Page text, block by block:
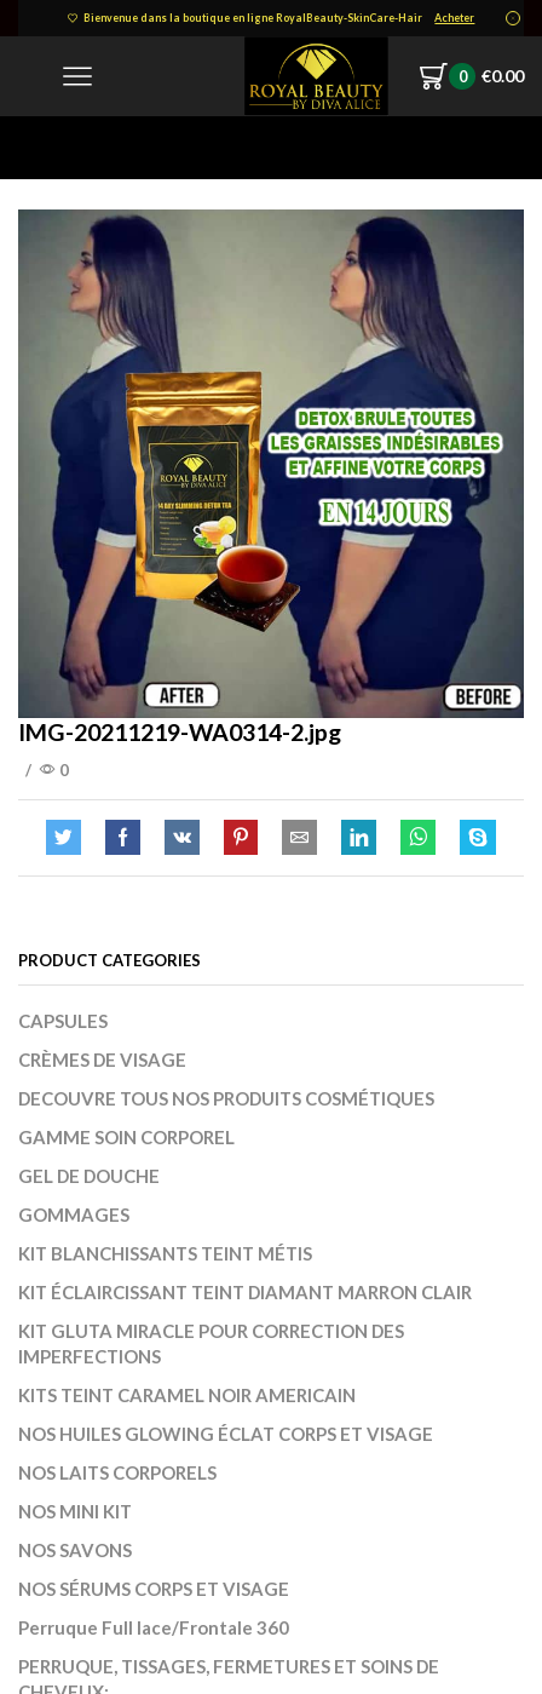
Bienvenue dans la boutique en ligne RoyalBeauty-SkinCare-Hair Acheter
0 €0.00
IMG-20211219-WA0314-2.jpg
/ 0
PRODUCT CATEGORIES
CAPSULES
CRÈMES DE VISAGE
DECOUVRE TOUS NOS PRODUITS COSMÉTIQUES
GAMME SOIN CORPOREL
GEL DE DOUCHE
GOMMAGES
KIT BLANCHISSANTS TEINT MÉTIS
KIT ÉCLAIRCISSANT TEINT DIAMANT MARRON CLAIR
KIT GLUTA MIRACLE POUR CORRECTION DES
IMPERFECTIONS
KITS TEINT CARAMEL NOIR AMERICAIN
NOS HUILES GLOWING ÉCLAT CORPS ET VISAGE
NOS LAITS CORPORELS
NOS MINI KIT
NOS SAVONS
NOS SÉRUMS CORPS ET VISAGE
Perruque Full lace/Frontale 360
PERRUQUE, TISSAGES, FERMETURES ET SOINS DE